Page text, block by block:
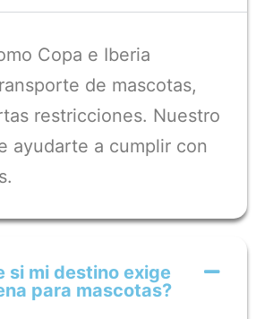
Copa e Iberia
de mascotas,
restricciones. Nuestro
ayudarte a cumplir con
si mi destino exige
para mascotas?